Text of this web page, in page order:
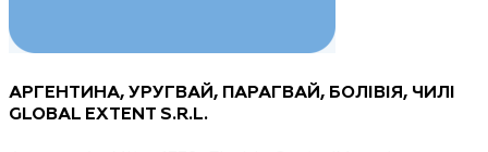
АРГЕНТИНА, УРУГВАЙ, ПАРАГВАЙ, БОЛІВІЯ, ЧИЛІ
GLOBAL EXTENT S.R.L.